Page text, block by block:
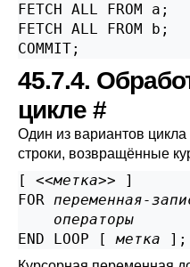
FETCH ALL FROM a;
FETCH ALL FROM b;
COMMIT;
45.7.4.
цикле #
Один из вариантов цикла
строки, возвращённые
[ <<метка>>
]
FOR переменная-
операторы
END LOOP [
метка